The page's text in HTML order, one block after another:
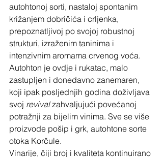
autohtonoj sorti, nastaloj spontanim
križanjem dobričića i crljenka,
prepoznatljivoj po svojoj robustnoj
strukturi, izraženim taninima i
intenzivnim aromama crvenog voća.
Autohton je ovdje i rukatac, malo
zastupljen i donedavno zanemaren,
koji ipak posljednjih godina doživljava
svoj revival zahvaljujući povećanoj
potražnji za bijelim vinima. Sve se više
proizvode pošip i grk, autohtone sorte
otoka Korčule.
Vinarije, čiji broj i kvaliteta kontinuirano